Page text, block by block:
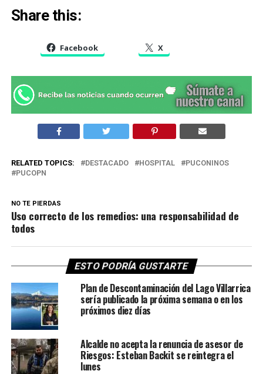
Share this:
Facebook X
RELATED TOPICS: DESTACADO HOSPITAL
PUCONINOS
PUCOPN
NO TE PIERDAS
Uso correcto de los remedios: una responsabilidad de
todos
ESTO PODRÍA GUSTARTE
Plan de Descontaminación del Lago Villarrica
sería publicado la próxima semana o en los
próximos diez días
Alcalde no acepta la renuncia de asesor de
Riesgos: Esteban Backit se reintegra el
lunes